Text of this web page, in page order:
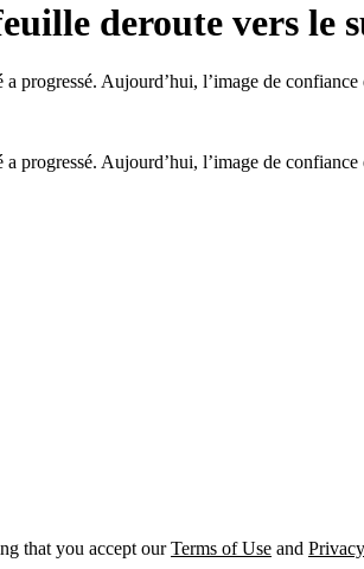
deroute vers le
Aujourd’hui, l’image de
Aujourd’hui, l’image de
that you accept ourTerms of Use and